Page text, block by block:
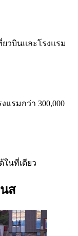
ยวบินและโรงแรม
แรมกว่า 300,000
นที่เดียว
ส